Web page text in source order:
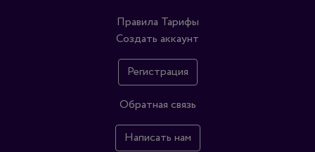
Правила Тарифы
Создать аккаунт
Регистрация
Обратная связь
Написать нам